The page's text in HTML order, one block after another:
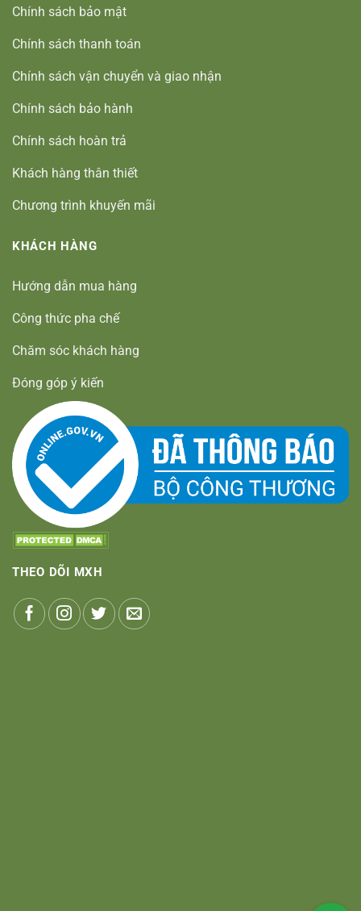
Chính sách bảo mật
Chính sách thanh toán
Chính sách vận chuyển và giao nhận
Chính sách bảo hành
Chính sách hoàn trả
Khách hàng thân thiết
Chương trình khuyến mãi
KHÁCH HÀNG
Hướng dẫn mua hàng
Công thức pha chế
Chăm sóc khách hàng
Đóng góp ý kiến
THEO DÕI MXH